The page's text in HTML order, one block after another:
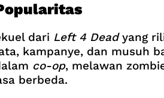
dari Left 4 Deadyang
kampanye, dan musuh
co-op, melawan
berbeda.